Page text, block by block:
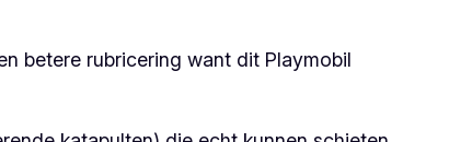
betere rubricering want dit Playmobil